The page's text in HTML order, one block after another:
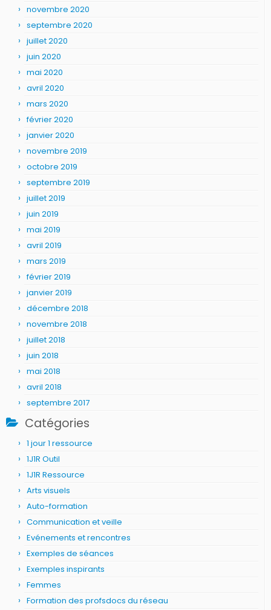
novembre 2020
septembre 2020
juillet 2020
juin 2020
mai 2020
avril 2020
mars 2020
février 2020
janvier 2020
novembre 2019
octobre 2019
septembre 2019
juillet 2019
juin 2019
mai 2019
avril 2019
mars 2019
février 2019
janvier 2019
décembre 2018
novembre 2018
juillet 2018
juin 2018
mai 2018
avril 2018
septembre 2017
Catégories
1 jour 1 ressource
1J1R Outil
1J1R Ressource
Arts visuels
Auto-formation
Communication et veille
Evénements et rencontres
Exemples de séances
Exemples inspirants
Femmes
Formation des profsdocs du réseau